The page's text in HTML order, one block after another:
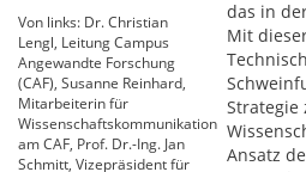
Von links: Dr. Christian
Lengl, Leitung Campus
Angewandte Forschung
(CAF), Susanne Reinhard,
Mitarbeiterin für
Wissenschaftskommunikation
am CAF, Prof. Dr.-Ing. Jan
Schmitt, Vizepräsident für
das in
Mit
Strategie
Ansatz